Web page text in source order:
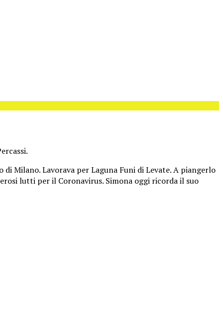
Milano. Lavorava per Laguna Funi di Levate. A piangerlo
lutti per il Coronavirus. Simona oggi ricorda il suo